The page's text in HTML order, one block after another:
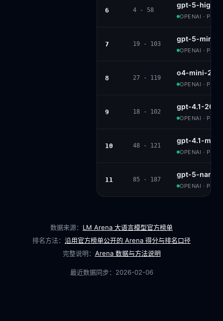
6 4 - 58
gpt-5-high
OPENAI ·
7 19 - 103
gpt-5-mini-
OPENAI ·
8 27 - 119
o4-mini-
OPENAI ·
9 18 - 102
gpt-4.1-
OPENAI ·
10 48 - 121
gpt-4.1-
OPENAI ·
11 85 - 187
gpt-5-nano-
OPENAI ·
数据来源： LM Arena 大语言模型官方榜单
排名方法： 沿用官方榜单公开的 Arena 得分与排名口径
完整说明： Arena 数据与方法说明
最近数据同步： 2026-02-06